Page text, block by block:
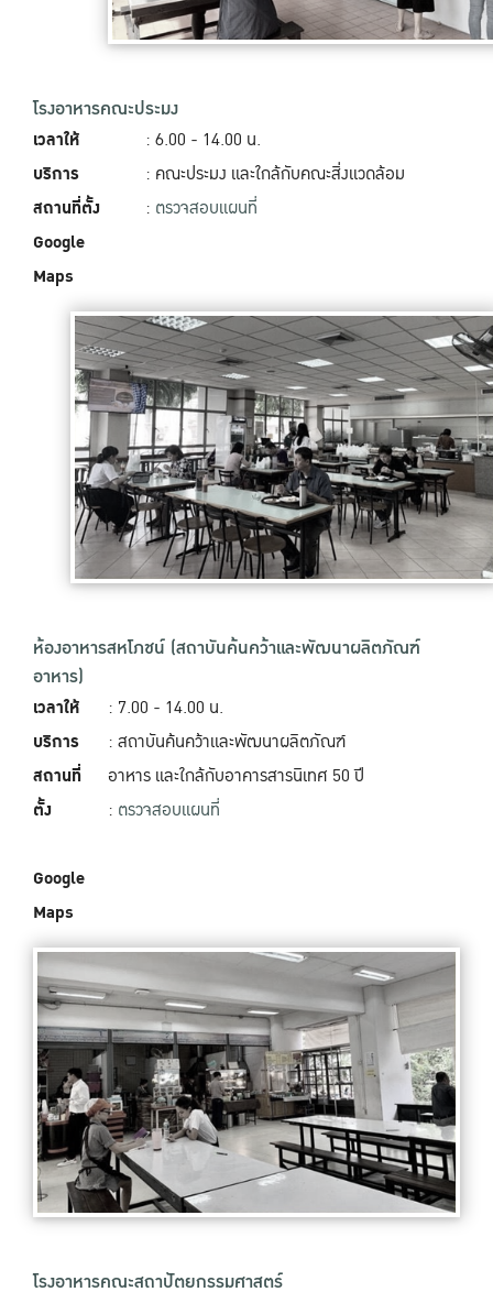
โรงอาหารคณะประมง
เวลาให้
บริการ
สถานที่ตั้ง
Google
Maps
: 6.00 - 14.00‬ น.
: คณะประมง และใกล้กับคณะสิ่งแวดล้อม
: ตรวจสอบแผนที่
ห้องอาหารสหโภชน์ (สถาบันค้นคว้าและพัฒนาผลิตภัณฑ์
อาหาร)
เวลาให้
บริการ
สถานที่
ตั้ง
Google
Maps
: 7.00 - 14.00 น.
: สถาบันค้นคว้าและพัฒนาผลิตภัณฑ์
อาหาร และใกล้กับอาคารสารนิเทศ 50 ปี
: ตรวจสอบแผนที่
โรงอาหารคณะสถาปัตยกรรมศาสตร์